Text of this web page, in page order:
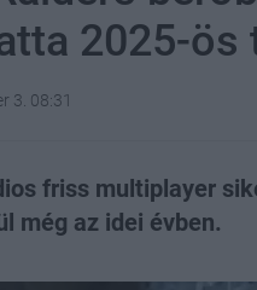
2025-
3. 08:31
friss multiplayer
még az idei évben.